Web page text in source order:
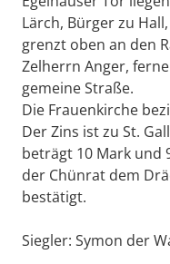
Lärch, Bürger zu
grenzt oben an den
Zelherrn Anger,
gemeine Straße.
Die Frauenkirche
Der Zins ist zu St.
beträgt 10 Mark und
der Chünrat dem
bestätigt.
Siegler: Symon der